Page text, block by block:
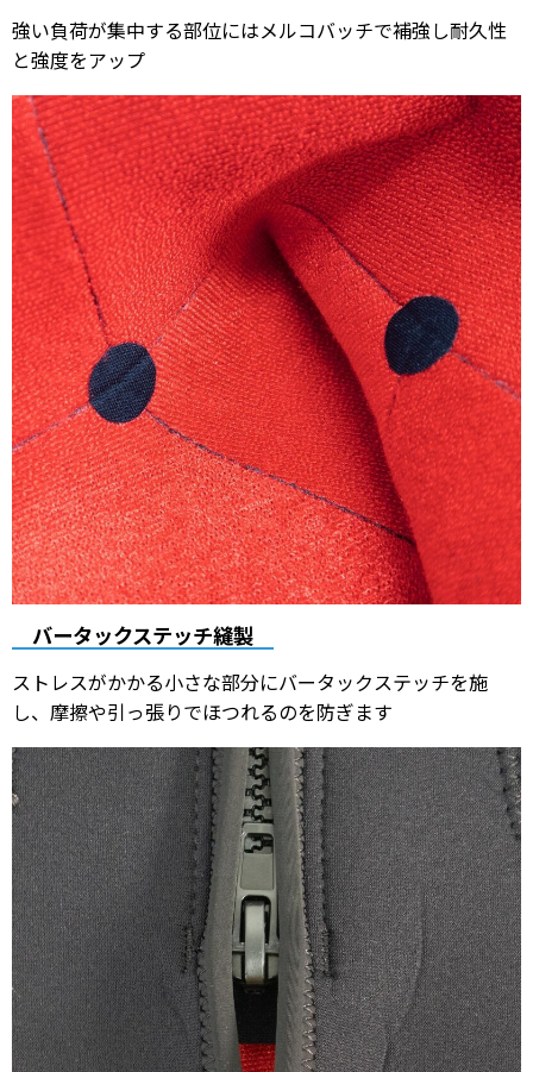
強い負荷が集中する部位にはメルコバッチで補強し耐久性
と強度をアップ
バータックステッチ縫製
ストレスがかかる小さな部分にバータックステッチを施
し、摩擦や引っ張りでほつれるのを防ぎます